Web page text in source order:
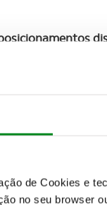
de Cookies e
no seu browser